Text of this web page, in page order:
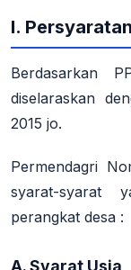
I.
Berdasarkan
diselaraskan
2015 jo.
Permendagri
syarat-syarat
perangkat desa :
A. Syarat Usia